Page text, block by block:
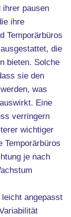
ihrer pausen
ihre
Temporärbüros
die
bieten. Solche
sie den
was
Eine
verringern
wichtiger
Temporärbüros
je nach
angepasst